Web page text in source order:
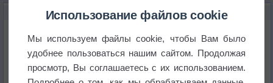
НОВОЕ О ПОГОДЕ
Погода в Краснодаре 6 августа
Использование файлов cookie
Мы используем файлы cookie, чтобы Вам было
удобнее пользоваться нашим сайтом. Продолжая
просмотр, Вы соглашаетесь с их использованием.